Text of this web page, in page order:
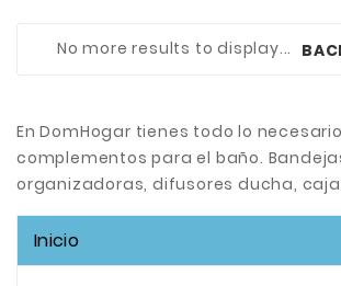
No more results to display...
En DomHogar tienes todo lo
complementos para el baño.
organizadoras, difusores ducha,
Inicio